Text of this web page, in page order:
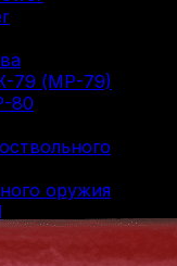
79 (МР-79)
80
оружия